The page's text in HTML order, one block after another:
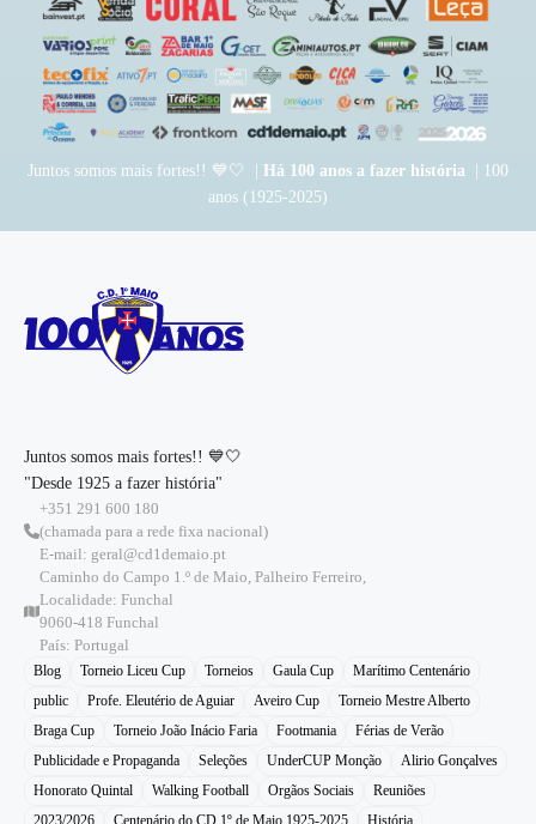
Juntos somos mais fortes!! 💙🤍 | Há 100 anos a fazer história | 100
anos (1925-2025)
Juntos somos mais fortes!! 💙🤍
"Desde 1925 a fazer história"
+351 291 600 180
(chamada para a rede fixa nacional)
E-mail: geral@cd1demaio.pt
Caminho do Campo 1.º de Maio, Palheiro Ferreiro,
Localidade: Funchal
9060-418 Funchal
País: Portugal
Blog Torneio Liceu Cup Torneios Gaula Cup
Marítimo Centenário
public
Profe. Eleutério de Aguiar Aveiro Cup
Torneio Mestre Alberto
Braga Cup
Torneio João Inácio Faria Footmania
Férias de Verão
Publicidade e Propaganda
Seleções UnderCUP Monção
Alirio Gonçalves
Honorato Quintal
Walking Football Orgãos Sociais
Reuniões
2023/2026
Centenário do CD 1º de Maio 1925-2025 História